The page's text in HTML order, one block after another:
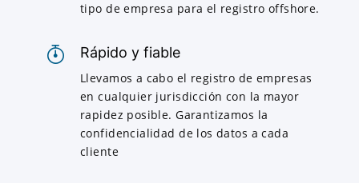
tipo de empresa para el registro offshore.
Rápido y fiable
Llevamos a cabo el registro de empresas
en cualquier jurisdicción con la mayor
rapidez posible. Garantizamos la
confidencialidad de los datos a cada
cliente